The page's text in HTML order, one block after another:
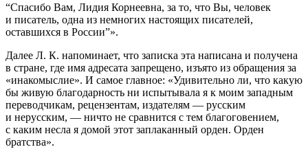
“Спасибо Вам, Лидия Корнеевна, за то, что Вы, человек
и писатель, одна из немногих настоящих писателей,
оставшихся в России”».
Далее Л. К. напоминает, что записка эта написана и получена
в стране, где имя адресата запрещено, изъято из обращения за
«инакомыслие». И самое главное: «Удивительно ли, что какую
бы живую благодарность ни испытывала я к моим западным
переводчикам, рецензентам, издателям — русским
и нерусским, — ничто не сравнится с тем благоговением,
с каким несла я домой этот заплаканный орден. Орден
братства».